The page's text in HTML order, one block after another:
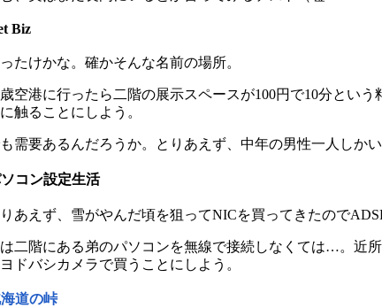
Biz
たけかな。確かそんな名前の場所。
空港に行ったら二階の展示スペースが100円で10分とい
触ることにしよう。
需要あるんだろうか。とりあえず、中年の男性一人しか
コン設定生活
あえず、雪がやんだ頃を狙ってNICを買ってきたので
二階にある弟のパソコンを無線で接続しなくては…。近
ドバシカメラで買うことにしよう。
道の峠